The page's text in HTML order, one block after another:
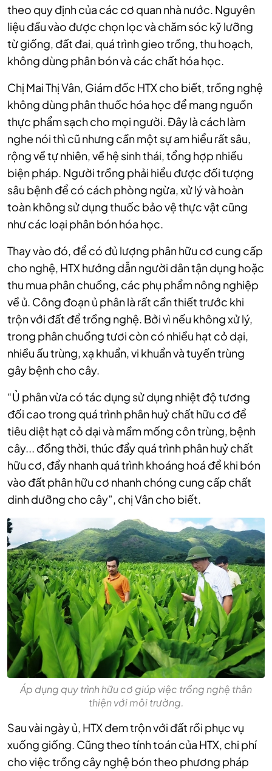
theo quy định của các cơ quan nhà nước. Nguyên
liệu đầu vào được chọn lọc và chăm sóc kỹ lưỡng
từ giống, đất đai, quá trình gieo trồng, thu hoạch,
không dùng phân bón và các chất hóa học.
Chị Mai Thị Vân, Giám đốc HTX cho biết, trồng nghệ
không dùng phân thuốc hóa học để mang nguồn
thực phẩm sạch cho mọi người. Đây là cách làm
nghe nói thì cũ nhưng cần một sự am hiểu rất sâu,
rộng về tự nhiên, về hệ sinh thái, tổng hợp nhiều
biện pháp. Người trồng phải hiểu được đối tượng
sâu bệnh để có cách phòng ngừa, xử lý và hoàn
toàn không sử dụng thuốc bảo vệ thực vật cũng
như các loại phân bón hóa học.
Thay vào đó, để có đủ lượng phân hữu cơ cung cấp
cho nghệ, HTX hướng dẫn người dân tận dụng hoặc
thu mua phân chuồng, các phụ phẩm nông nghiệp
về ủ. Công đoạn ủ phân là rất cần thiết trước khi
trộn với đất để trồng nghệ. Bởi vì nếu không xử lý,
trong phân chuồng tươi còn có nhiều hạt cỏ dại,
nhiều ấu trùng, xạ khuẩn, vi khuẩn và tuyến trùng
gây bệnh cho cây.
“Ủ phân vừa có tác dụng sử dụng nhiệt độ tương
đối cao trong quá trình phân huỷ chất hữu cơ để
tiêu diệt hạt cỏ dại và mầm mống côn trùng, bệnh
cây... đồng thời, thúc đẩy quá trình phân huỷ chất
hữu cơ, đẩy nhanh quá trình khoáng hoá để khi bón
vào đất phân hữu cơ nhanh chóng cung cấp chất
dinh dưỡng cho cây”, chị Vân cho biết.
Áp dụng quy trình hữu cơ giúp việc trồng nghệ thân
thiện với môi trường.
Sau vài ngày ủ, HTX đem trộn với đất rồi phục vụ
xuống giống. Cũng theo tính toán của HTX, chi phí
cho việc trồng cây nghệ bón theo phương pháp